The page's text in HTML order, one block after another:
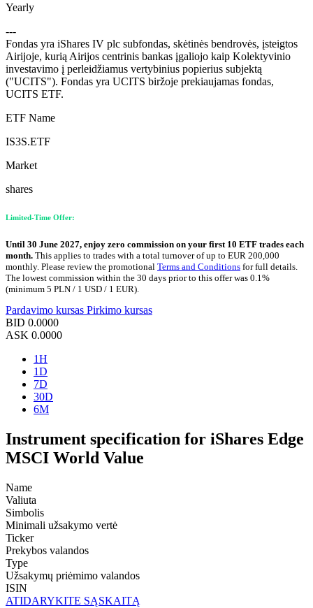
Yearly
---
Fondas yra iShares IV plc subfondas, skėtinės bendrovės, įsteigtos
Airijoje, kurią Airijos centrinis bankas įgaliojo kaip Kolektyvinio
investavimo į perleidžiamus vertybinius popierius subjektą
("UCITS"). Fondas yra UCITS biržoje prekiaujamas fondas,
UCITS ETF.
ETF Name
IS3S.ETF
Market
shares
Limited-Time Offer:
Until 30 June 2027, enjoy zero commission on your first 10 ETF trades each
month. This applies to trades with a total turnover of up to EUR 200,000
monthly. Please review the promotional Terms and Conditions for full details.
The lowest commission within the 30 days prior to this offer was 0.1%
(minimum 5 PLN / 1 USD / 1 EUR).
Pardavimo kursas Pirkimo kursas
BID 0.0000
ASK 0.0000
1H
1D
7D
30D
6M
Instrument specification for iShares Edge
MSCI World Value
Name
Valiuta
Simbolis
Minimali užsakymo vertė
Ticker
Prekybos valandos
Type
Užsakymų priėmimo valandos
ISIN
ATIDARYKITE SĄSKAITĄ